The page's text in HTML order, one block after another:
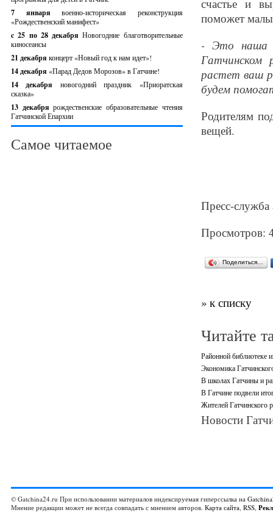
7 январявоенно-историческая реконструкция
«Рождественский манифест»
c 25 по 28 декабряНовогодние благотворительные
киносеансы
21 декабря концерт «Новый год к нам идет»!
14 декабря «Парад Дедов Морозов» в Гатчине!
14 декабря новогодний праздник «Приоратская
сказка»
13 декабрярождественские образовательные чтения
Гатчинской Епархии
Самое читаемое
счастье и
поможет
- Это наша
растет ваш
будем
Родителям
вещей.
Пресс-служба
Просмотров:
Поделиться…
» к списку
Читайте
Районной библиотеке
Экономика
В школах Гатчины и
В Гатчине подвели
Жителей Гатчинского
Новости
© Gatchina24.ru При использовании материалов индексируемая гиперссылка на
Мнение редакции может не всегда совпадать с мнением авторов. Карта сайта, RSS,